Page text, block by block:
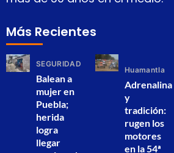
Más Recientes
SEGURIDAD
Balean a
mujer en
Puebla;
herida
logra
llegar
Huamantla
Adrenalina
y
tradición:
rugen los
motores
en la 54ª